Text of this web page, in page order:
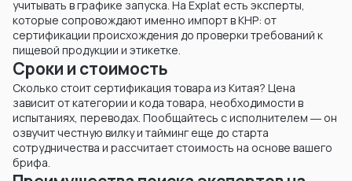
учитывать в графике запуска. На Explat есть эксперты,
которые сопровождают именно импорт в КНР: от
сертификации происхождения до проверки требований к
пищевой продукции и этикетке.
Сроки и стоимость
Сколько стоит сертификация товара из Китая? Цена
зависит от категории и кода товара, необходимости в
испытаниях, переводах. Пообщайтесь с исполнителем ― он
озвучит честную вилку и тайминг еще до старта
сотрудничества и рассчитает стоимость на основе вашего
брифа.